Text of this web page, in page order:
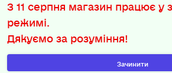
З11 серпня магазин працює у
режимі.
Дякуємо за розуміння!
Зачинити